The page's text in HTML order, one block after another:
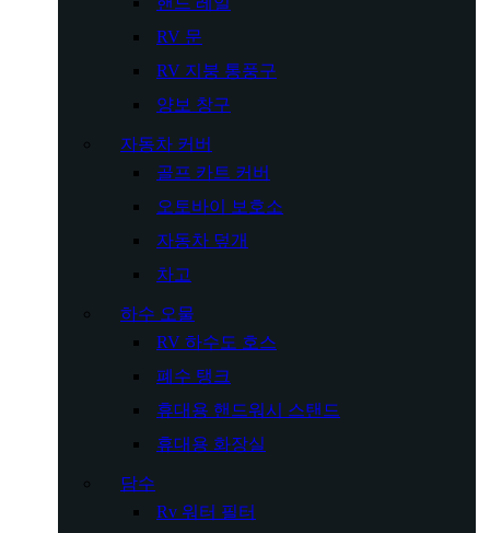
RV 문
RV 지붕 통풍구
양보 창구
자동차 커버
골프 카트 커버
오토바이 보호소
자동차 덮개
차고
하수 오물
RV 하수도 호스
폐수 탱크
휴대용 핸드워시 스탠드
휴대용 화장실
담수
Rv 워터 필터